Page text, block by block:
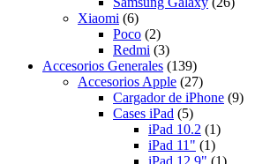
Xiaomi (6)
Poco (2)
Redmi (3)
Accesorios Generales (139)
Accesorios Apple (27)
Cargador de iPhone (9)
Cases iPad (5)
iPad 10.2 (1)
iPad 11" (1)